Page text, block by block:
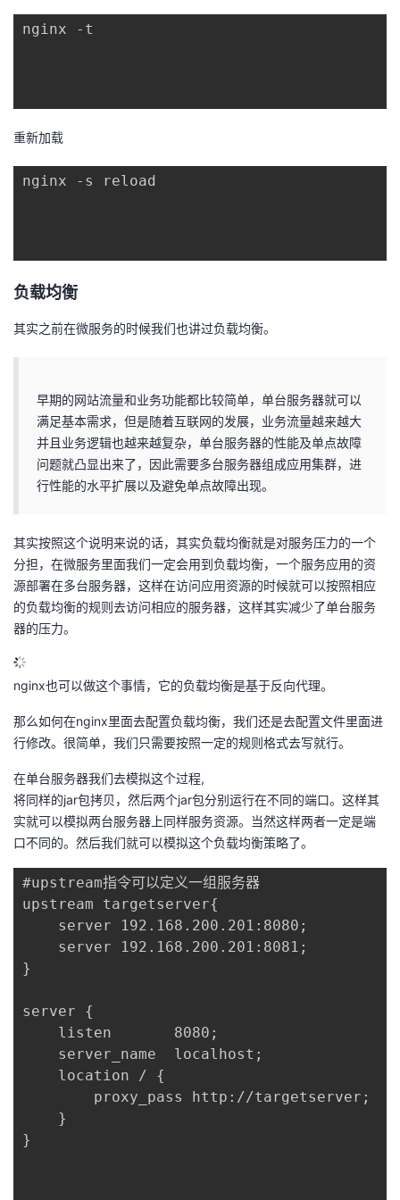
nginx -t
重新加载
nginx -s reload
负载均衡
其实之前在微服务的时候我们也讲过负载均衡。
早期的网站流量和业务功能都比较简单，单台服务器就可以
满足基本需求，但是随着互联网的发展，业务流量越来越大
并且业务逻辑也越来越复杂，单台服务器的性能及单点故障
问题就凸显出来了，因此需要多台服务器组成应用集群，进
行性能的水平扩展以及避免单点故障出现。
其实按照这个说明来说的话，其实负载均衡就是对服务压力的一个
分担，在微服务里面我们一定会用到负载均衡，一个服务应用的资
源部署在多台服务器，这样在访问应用资源的时候就可以按照相应
的负载均衡的规则去访问相应的服务器，这样其实减少了单台服务
器的压力。
nginx也可以做这个事情，它的负载均衡是基于反向代理。
那么如何在nginx里面去配置负载均衡，我们还是去配置文件里面进
行修改。很简单，我们只需要按照一定的规则格式去写就行。
在单台服务器我们去模拟这个过程,
将同样的jar包拷贝，然后两个jar包分别运行在不同的端口。这样其
实就可以模拟两台服务器上同样服务资源。当然这样两者一定是端
口不同的。然后我们就可以模拟这个负载均衡策略了。
#upstream指令可以定义一组服务器
upstream targetserver{
    server 192.168.200.201:8080;
    server 192.168.200.201:8081;
}
server {
    listen       8080;
    server_name  localhost;
    location / {
        proxy_pass http://targetserver;
    }
}